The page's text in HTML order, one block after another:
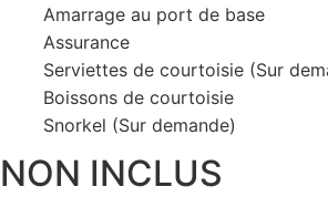
Amarrage au port de base
Assurance
Serviettes de courtoisie (Sur
Boissons de courtoisie
Snorkel (Sur demande)
NON INCLUS